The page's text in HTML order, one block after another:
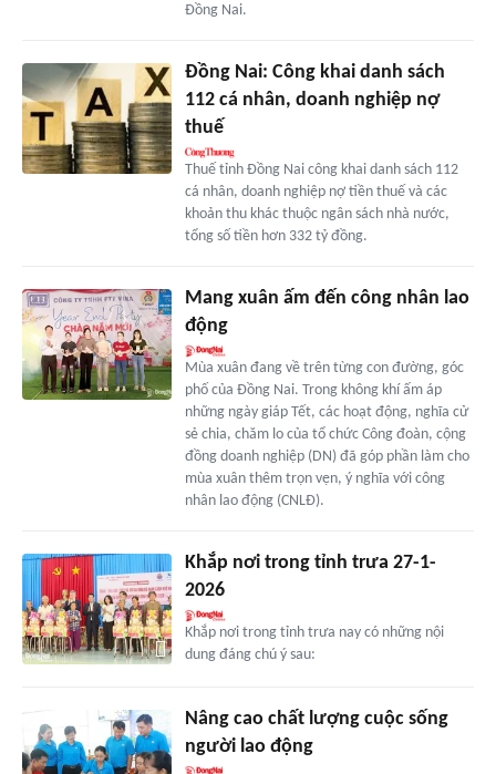
Đồng Nai.
Đồng Nai: Công khai danh sách
112 cá nhân, doanh nghiệp nợ
thuế
Thuế tỉnh Đồng Nai công khai danh sách 112
cá nhân, doanh nghiệp nợ tiền thuế và các
khoản thu khác thuộc ngân sách nhà nước,
tổng số tiền hơn 332 tỷ đồng.
Mang xuân ấm đến công nhân lao
động
Mùa xuân đang về trên từng con đường, góc
phố của Đồng Nai. Trong không khí ấm áp
những ngày giáp Tết, các hoạt động, nghĩa cử
sẻ chia, chăm lo của tổ chức Công đoàn, cộng
đồng doanh nghiệp (DN) đã góp phần làm cho
mùa xuân thêm trọn vẹn, ý nghĩa với công
nhân lao động (CNLĐ).
Khắp nơi trong tỉnh trưa 27-1-
2026
Khắp nơi trong tỉnh trưa nay có những nội
dung đáng chú ý sau:
Nâng cao chất lượng cuộc sống
người lao động